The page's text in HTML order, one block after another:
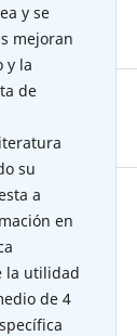
y se
mejoran
y la
de
su
a
en
la utilidad
de 4